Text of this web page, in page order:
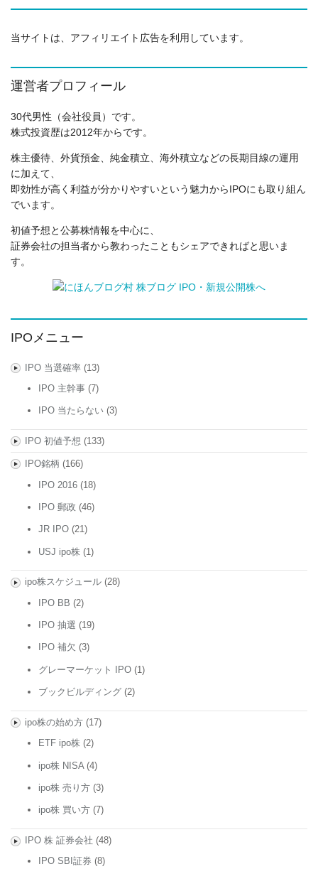
当サイトは、アフィリエイト広告を利用しています。
運営者プロフィール
30代男性（会社役員）です。
株式投資歴は2012年からです。
株主優待、外貨預金、純金積立、海外積立などの長期目線の運用
に加えて、
即効性が高く利益が分かりやすいという魅力からIPOにも取り組ん
でいます。
初値予想と公募株情報を中心に、
証券会社の担当者から教わったこともシェアできればと思いま
す。
IPOメニュー
IPO 当選確率(13)
IPO 主幹事 (7)
IPO 当たらない (3)
IPO 初値予想 (133)
IPO銘柄 (166)
IPO 2016 (18)
IPO 郵政 (46)
JR IPO (21)
USJ ipo株 (1)
ipo株スケジュール(28)
IPO BB (2)
IPO 抽選 (19)
IPO 補欠 (3)
グレーマーケット IPO (1)
ブックビルディング (2)
ipo株の始め方(17)
ETF ipo株 (2)
ipo株 NISA (4)
ipo株 売り方 (3)
ipo株 買い方 (7)
IPO 株 証券会社 (48)
IPO SBI証券 (8)